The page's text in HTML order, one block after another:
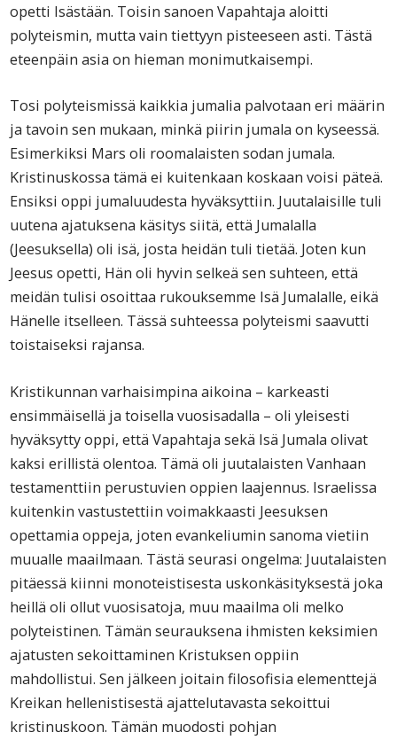
opetti Isästään. Toisin sanoen Vapahtaja aloitti
polyteismin, mutta vain tiettyyn pisteeseen asti. Tästä
eteenpäin asia on hieman monimutkaisempi.
Tosi polyteismissä kaikkia jumalia palvotaan eri määrin
ja tavoin sen mukaan, minkä piirin jumala on kyseessä.
Esimerkiksi Mars oli roomalaisten sodan jumala.
Kristinuskossa tämä ei kuitenkaan koskaan voisi päteä.
Ensiksi oppi jumaluudesta hyväksyttiin. Juutalaisille tuli
uutena ajatuksena käsitys siitä, että Jumalalla
(Jeesuksella) oli isä, josta heidän tuli tietää. Joten kun
Jeesus opetti, Hän oli hyvin selkeä sen suhteen, että
meidän tulisi osoittaa rukouksemme Isä Jumalalle, eikä
Hänelle itselleen. Tässä suhteessa polyteismi saavutti
toistaiseksi rajansa.
Kristikunnan varhaisimpina aikoina – karkeasti
ensimmäisellä ja toisella vuosisadalla – oli yleisesti
hyväksytty oppi, että Vapahtaja sekä Isä Jumala olivat
kaksi erillistä olentoa. Tämä oli juutalaisten Vanhaan
testamenttiin perustuvien oppien laajennus. Israelissa
kuitenkin vastustettiin voimakkaasti Jeesuksen
opettamia oppeja, joten evankeliumin sanoma vietiin
muualle maailmaan. Tästä seurasi ongelma: Juutalaisten
pitäessä kiinni monoteistisesta uskonkäsityksestä joka
heillä oli ollut vuosisatoja, muu maailma oli melko
polyteistinen. Tämän seurauksena ihmisten keksimien
ajatusten sekoittaminen Kristuksen oppiin
mahdollistui. Sen jälkeen joitain filosofisia elementtejä
Kreikan hellenistisestä ajattelutavasta sekoittui
kristinuskoon. Tämän muodosti pohjan